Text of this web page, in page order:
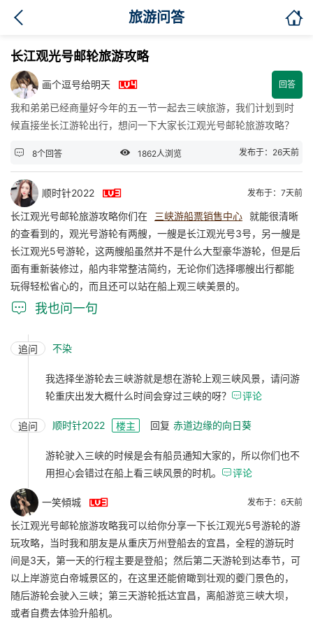
旅游问答 
长江观光号邮轮旅游攻略
画个逗号给明天  回答
我和弟弟已经商量好今年的五一节一起去三峡旅游，我们计划到时
候直接坐长江游轮出行，想问一下大家长江观光号邮轮旅游攻略？
 8个回答  1862人浏览 发布于：26天前
顺时针2022  发布于：7天前
长江观光号邮轮旅游攻略你们在 三峡游船票销售中心 就能很清晰
的查看到的，观光号游轮有两艘，一艘是长江观光号3号，另一艘是
长江观光5号游轮，这两艘船虽然并不是什么大型豪华游轮，但是后
面有重新装修过，船内非常整洁简约，无论你们选择哪艘出行都能
玩得轻松省心的，而且还可以站在船上观三峡美景的。
 我也问一句
追问 不染
我选择坐游轮去三峡游就是想在游轮上观三峡风景，请问游
轮重庆出发大概什么时间会穿过三峡的呀？ 评论
追问 顺时针2022 楼主 回复 赤道边缘的向日葵
游轮驶入三峡的时候是会有船员通知大家的，所以你们也不
用担心会错过在船上看三峡风景的时机。 评论
一笑傾城  发布于：6天前
长江观光号邮轮旅游攻略我可以给你分享一下长江观光5号游轮的游
玩攻略，当时我和朋友是从重庆万州登船去的宜昌，全程的游玩时
间是3天，第一天的行程主要是登船；然后第二天游轮到达奉节，可
以上岸游览白帝城景区的，在这里还能俯瞰到壮观的夔门景色的，
随后游轮会驶入三峡；第三天游轮抵达宜昌，离船游览三峡大坝，
或者自费去体验升船机。